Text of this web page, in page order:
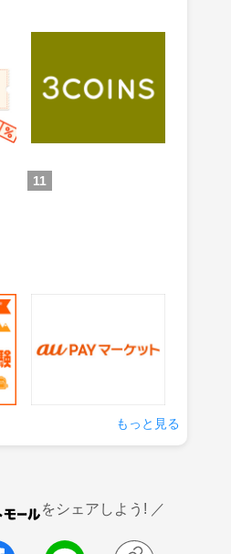
宿
ONLINE STORE（パル
クローゼットオンライ
1%還元
11
0.5% 還元
もっと見る
をシェアしよう!